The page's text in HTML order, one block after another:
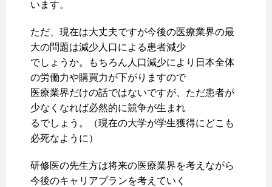
います。
ただ、現在は大丈夫ですが今後の医療業界の最
大の問題は減少人口による患者減少
でしょうか。もちろん人口減少により日本全体
の労働力や購買力が下がりますので
医療業界だけの話ではないですが、ただ患者が
少なくなれば必然的に競争が生まれ
るでしょう。（現在の大学が学生獲得にどこも
必死なように）
研修医の先生方は将来の医療業界を考えながら
今後のキャリアプランを考えていく